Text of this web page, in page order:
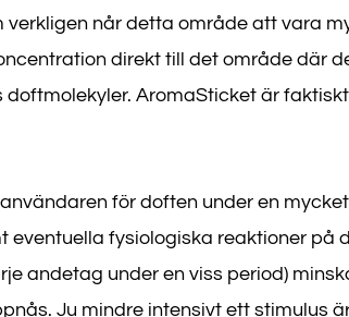
verkligen når detta område att vara
direkt till det område där
AromaSticket är
för doften under en
eventuella fysiologiska reaktioner på
andetag under en viss period)
Ju mindre intensivt ett stimulus